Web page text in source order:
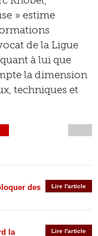
» estime
de la Ligue
à lui que
la dimension
techniques et
Lire l'article
des
Lire l'article
la